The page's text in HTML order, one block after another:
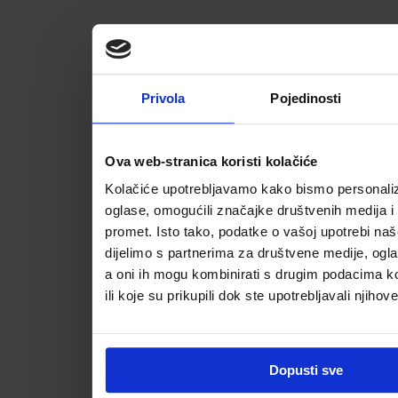
Privola Pojedinosti
Ova web-stranica koristi kolačiće
Kolačiće upotrebljavamo kako bismo
oglase, omogućili značajke društvenih medija i
promet. Isto tako, podatke o vašoj upotrebi
dijelimo s partnerima za društvene medije,
a oni ih mogu kombinirati s drugim podacima
ili koje su prikupili dok ste upotrebljavali
Dopusti sve